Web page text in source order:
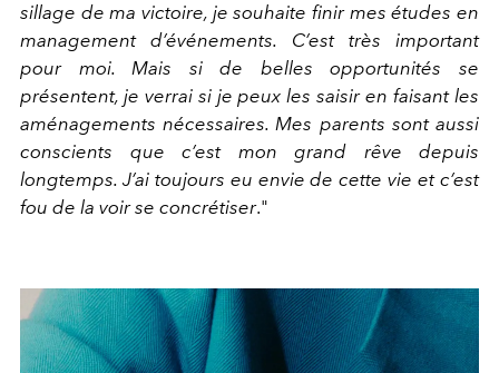
sillage de ma victoire, je souhaite finir mes études en
management d’événements. C’est très important
pour moi. Mais si de belles opportunités se
présentent, je verrai si je peux les saisir en faisant les
aménagements nécessaires. Mes parents sont aussi
conscients que c’est mon grand rêve depuis
longtemps. J’ai toujours eu envie de cette vie et c’est
fou de la voir se concrétiser."